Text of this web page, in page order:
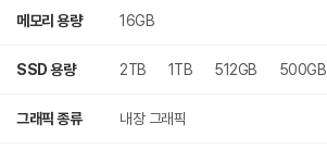
메모리 용량 16GB
SSD 용량 2TB 1TB 512GB 500GB
그래픽 종류 내장 그래픽